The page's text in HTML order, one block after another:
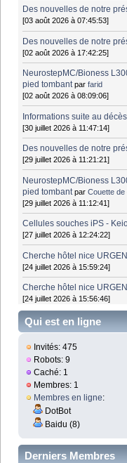
Des nouvelles de notre
[03 août 2026 à 07:45:53]
Des nouvelles de notre
[02 août 2026 à 17:42:25]
NeurostepMC/Bioness
pied tombant parfarid
[02 août 2026 à 08:09:06]
Informations suite au
[30 juillet 2026 à 11:47:14]
Des nouvelles de notre
[29 juillet 2026 à 11:21:21]
NeurostepMC/Bioness
pied tombant parCouette de
[29 juillet 2026 à 11:12:41]
Cellules souches iPS -
[27 juillet 2026 à 12:24:22]
Cherche hôtel nice
[24 juillet 2026 à 15:59:24]
Cherche hôtel nice
[24 juillet 2026 à 15:56:46]
Qui est en ligne
Invités: 475
Robots: 9
Caché: 1
Membres: 1
Membres en ligne:
DotBot
Baidu (8)
Derniers Membres